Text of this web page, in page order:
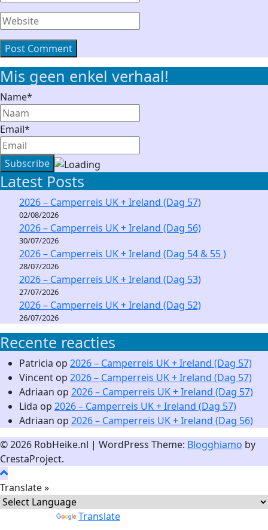
Email
*
Website
Mis geen enkel verhaal!
Name*
Email*
Latest Posts
2026 – Camperreis UK + Ireland (Dag 57)
02/08/2026
2026 – Camperreis UK + Ireland (Dag 56)
30/07/2026
2026 – Camperreis UK + Ireland (Dag 54 & 55 )
28/07/2026
2026 – Camperreis UK + Ireland (Dag 53)
27/07/2026
2026 – Camperreis UK + Ireland (Dag 52)
26/07/2026
Recente reacties
Patricia op 2026 – Camperreis UK + Ireland (Dag 57)
Vincent op 2026 – Camperreis UK + Ireland (Dag 57)
Adriaan op 2026 – Camperreis UK + Ireland (Dag 57)
Lida op 2026 – Camperreis UK + Ireland (Dag 57)
Adriaan op 2026 – Camperreis UK + Ireland (Dag 56)
© 2026 RobHeike.nl | WordPress Theme: Blogghiamo by
CrestaProject.
Translate »
Translate